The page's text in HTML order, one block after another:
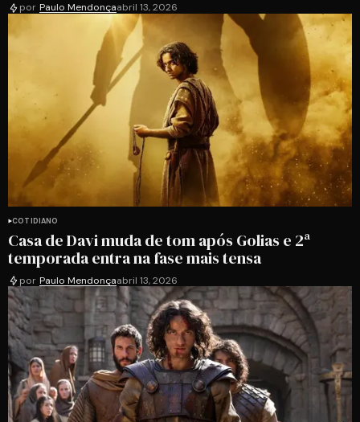
por Paulo Mendonçaabril 13, 2026
COTIDIANO
Casa de Davi muda de tom após Golias e 2ª
temporada entra na fase mais tensa
por Paulo Mendonçaabril 13, 2026